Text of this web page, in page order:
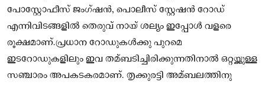
പോസ്റ്റോഫീസ് ജംഗ്ഷൻ, പൊലീസ് സ്റ്റേഷൻ റോഡ്
എന്നിവിടങ്ങളില്‍ തെരുവ് നായ് ശല്യം ഇപ്പോൾ വളരെ
രൂക്ഷമാണ്.പ്രധാന റോഡുകള്‍ക്കു പുറമെ
ഇടറോഡുകളിലും ഇവ തമ്ബടിച്ചിരിക്കുന്നതിനാല്‍ ഒറ്റയ്ക്കുള്ള
സഞ്ചാരം അപകടകരമാണ്. തൃക്കുരട്ടി അമ്ബലത്തിനു